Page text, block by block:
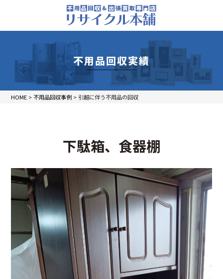
不用品回収実績
HOME > 不用品回収事例 > 引越に伴う不用品の回収
下駄箱、食器棚